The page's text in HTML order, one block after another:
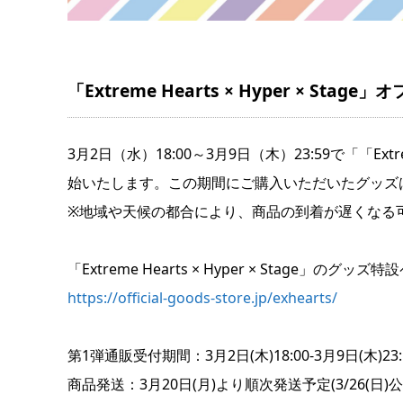
「Extreme Hearts × Hyper × Stage」オ
3月2日（水）18:00～3月9日（木）23:59で「「
始いたします。この期間にご購入いただいたグッ
※地域や天候の都合により、商品の到着が遅くな
「Extreme Hearts × Hyper × Stage」のグッズ特
https://official-goods-store.jp/exhearts/
第1弾通販受付期間：3月2日(木)18:00-3月9日(木
商品発送：3月20日(月)より順次発送予定(3/26(日)